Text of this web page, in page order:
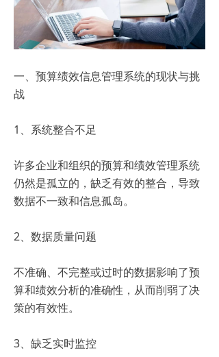
一、预算绩效信息管理系统的现状与挑
战
1、系统整合不足
许多企业和组织的预算和绩效管理系统
仍然是孤立的，缺乏有效的整合，导致
数据不一致和信息孤岛。
2、数据质量问题
不准确、不完整或过时的数据影响了预
算和绩效分析的准确性，从而削弱了决
策的有效性。
3、缺乏实时监控